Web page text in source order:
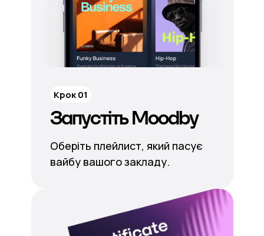
Запустіть Moodby
Оберіть плейлист, який пасує
вайбу вашого закладу.
Крок 01